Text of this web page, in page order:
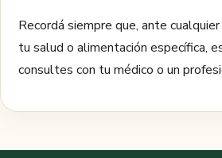
Recordá siempre que, ante
tu salud o alimentación específica,
consultes con tu médico o un